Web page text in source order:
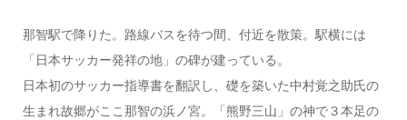
那智駅で降りた。路線バスを待つ間、付近を散策。駅横には
「日本サッカー発祥の地」の碑が建っている。
日本初のサッカー指導書を翻訳し、礎を築いた中村覚之助氏の
生まれ故郷がここ那智の浜ノ宮。「熊野三山」の神で３本足の